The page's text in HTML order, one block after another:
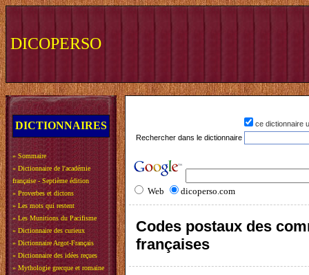
DICOPERSO
DICTIONNAIRES
» Sommaire
» Dictionnaire de l'académie
française - Septième édition
» Proverbes et dictons
» Les mots qui restent
» Les Munitions du Pacifisme
» Dictionnaire des curieux
» Dictionnaire Argot-Français
» Dictionnaire des idées reçues
» Mythologie grecque et romaine
ce dictionnaire
Rechercher dans le dictionnaire
Web dicoperso.com
Codes postaux des
françaises